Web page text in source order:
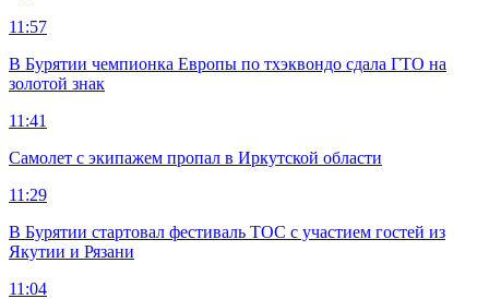
11:57
В Бурятии чемпионка Европы по тхэквондо сдала ГТО на
золотой знак
11:41
Самолет с экипажем пропал в Иркутской области
11:29
В Бурятии стартовал фестиваль ТОС с участием гостей из
Якутии и Рязани
11:04